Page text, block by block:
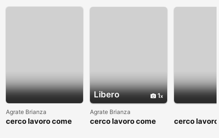
Agrate Brianza
cerco lavoro come
Libero 1
Agrate Brianza
cerco lavoro come
cerco